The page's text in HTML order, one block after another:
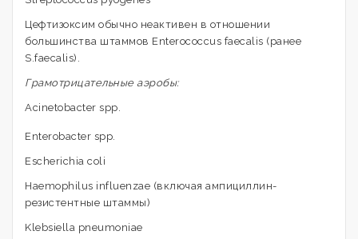
Цефтизоксим обычно неактивен в отношении
большинства штаммов Enterococcus faecalis (ранее
S.faecalis).
Грамотрицательные аэробы:
Acinetobacter spp.
Enterobacter spp.
Escherichia coli
Haemophilus influenzae (включая ампициллин-
резистентные штаммы)
Klebsiella pneumoniae